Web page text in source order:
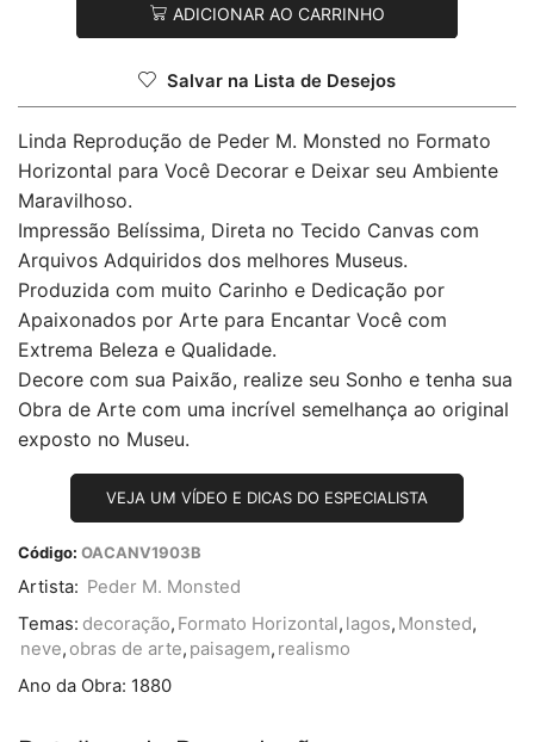
ADICIONAR AO CARRINHO
Salvar na Lista de Desejos
Linda Reprodução de Peder M. Monsted no Formato
Horizontal para Você Decorar e Deixar seu Ambiente
Maravilhoso.
Impressão Belíssima, Direta no Tecido Canvas com
Arquivos Adquiridos dos melhores Museus.
Produzida com muito Carinho e Dedicação por
Apaixonados por Arte para Encantar Você com
Extrema Beleza e Qualidade.
Decore com sua Paixão, realize seu Sonho e tenha sua
Obra de Arte com uma incrível semelhança ao original
exposto no Museu.
VEJA UM VÍDEO E DICAS DO ESPECIALISTA
Código: OACANV1903B
Artista: Peder M. Monsted
Temas: decoração, Formato Horizontal, lagos, Monsted,
neve, obras de arte, paisagem, realismo
Ano da Obra: 1880